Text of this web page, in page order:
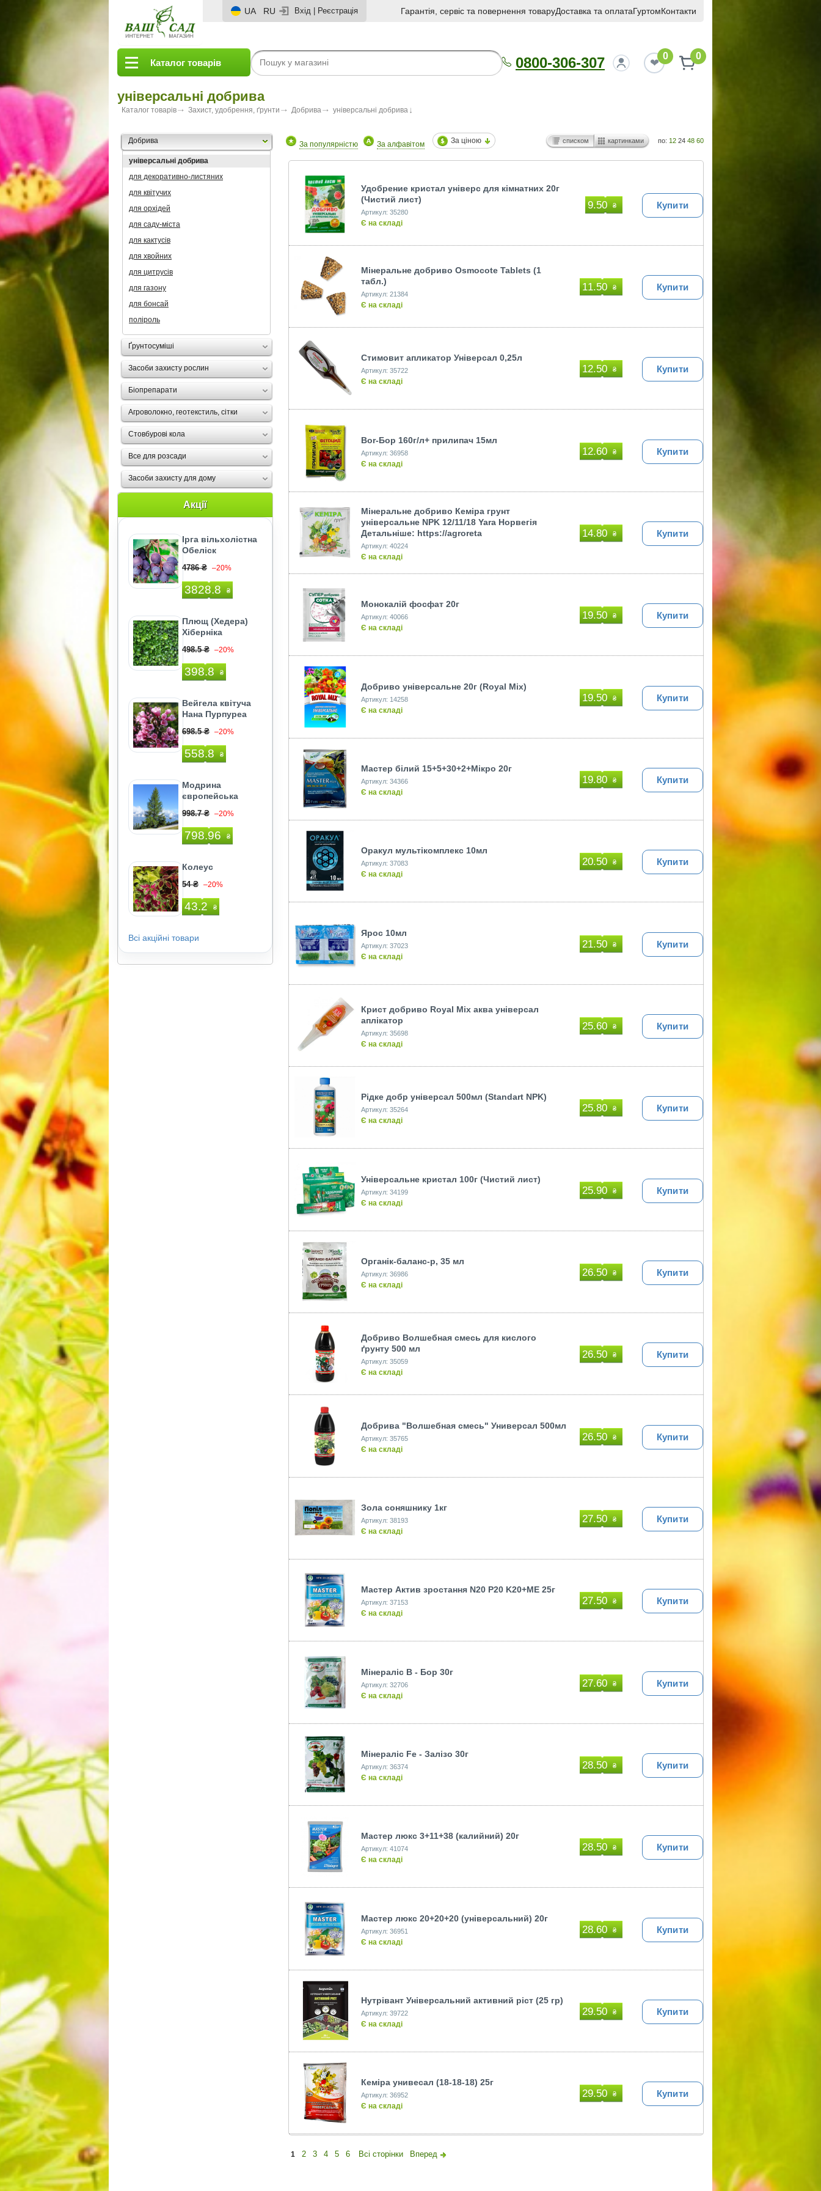
UA RU Вхід Реєстрація Гарантія, сервіс та повернення товаруДоставка та оплатаГуртомКонтакти
Каталог товарів 0800-306-307 0 0
універсальні добрива
Каталог товарів Захист, удобрення, ґрунти Добрива універсальні добрива
Добрива
універсальні добрива
для декоративно-листяних
для квітучих
для орхідей
для саду-міста
для кактусів
для хвойних
для цитрусів
для газону
для бонсай
поліроль
Ґрунтосуміші
Засоби захисту рослин
Біопрепарати
Агроволокно, геотекстиль, сітки
Стовбурові кола
Все для розсади
Засоби захисту для дому
Акції
Ірга вільхолістна
Обеліск
4786 ₴ –20%
3828.8 ₴
Плющ (Хедера)
Хіберніка
498.5 ₴ –20%
398.8 ₴
Вейгела квітуча
Нана Пурпуреа
698.5 ₴ –20%
558.8 ₴
Модрина
європейська
998.7 ₴ –20%
798.96 ₴
Колеус
54 ₴ –20%
43.2 ₴
Всі акційні товари
За популярністю За алфавітом За ціною по: 12 24 48 60
списком картинками
Удобрение кристал універс для кімнатних 20г
(Чистий лист)
Артикул: 35280
Є на складі
9.50 ₴ Купити
Мінеральне добриво Osmocote Tablets (1
табл.)
Артикул: 21384
Є на складі
11.50 ₴ Купити
Стимовит апликатор Універсал 0,25л
Артикул: 35722
Є на складі
12.50 ₴ Купити
Bor-Бор 160г/л+ прилипач 15мл
Артикул: 36958
Є на складі
12.60 ₴ Купити
Мінеральне добриво Кеміра грунт
універсальне NPK 12/11/18 Yara Норвегія
Детальніше: https://agroreta
Артикул: 40224
Є на складі
14.80 ₴ Купити
Монокалій фосфат 20г
Артикул: 40066
Є на складі
19.50 ₴ Купити
Добриво універсальне 20г (Royаl Mix)
Артикул: 14258
Є на складі
19.50 ₴ Купити
Мастер білий 15+5+30+2+Мікро 20г
Артикул: 34366
Є на складі
19.80 ₴ Купити
Оракул мультікомплекс 10мл
Артикул: 37083
Є на складі
20.50 ₴ Купити
Ярос 10мл
Артикул: 37023
Є на складі
21.50 ₴ Купити
Крист добриво Royal Mix аква універсал
аплікатор
Артикул: 35698
Є на складі
25.60 ₴ Купити
Рідке добр універсал 500мл (Standart NPK)
Артикул: 35264
Є на складі
25.80 ₴ Купити
Універсальне кристал 100г (Чистий лист)
Артикул: 34199
Є на складі
25.90 ₴ Купити
Органiк-баланс-р, 35 мл
Артикул: 36986
Є на складі
26.50 ₴ Купити
Добриво Волшебная смесь для кислого
ґрунту 500 мл
Артикул: 35059
Є на складі
26.50 ₴ Купити
Добрива "Волшебная смесь" Универсал 500мл
Артикул: 35765
Є на складі
26.50 ₴ Купити
Зола соняшнику 1кг
Артикул: 38193
Є на складі
27.50 ₴ Купити
Мастер Актив зростання N20 P20 K20+ME 25г
Артикул: 37153
Є на складі
27.50 ₴ Купити
Мінераліс В - Бор 30г
Артикул: 32706
Є на складі
27.60 ₴ Купити
Мінераліс Fe - Залізо 30г
Артикул: 36374
Є на складі
28.50 ₴ Купити
Мастер люкс 3+11+38 (калийний) 20г
Артикул: 41074
Є на складі
28.50 ₴ Купити
Мастер люкс 20+20+20 (універсальний) 20г
Артикул: 36951
Є на складі
28.60 ₴ Купити
Нутрівант Універсальний активний ріст (25 гр)
Артикул: 39722
Є на складі
29.50 ₴ Купити
Кеміра унивесал (18-18-18) 25г
Артикул: 36952
Є на складі
29.50 ₴ Купити
1 2 3 4 5 6 Всі сторінки Вперед